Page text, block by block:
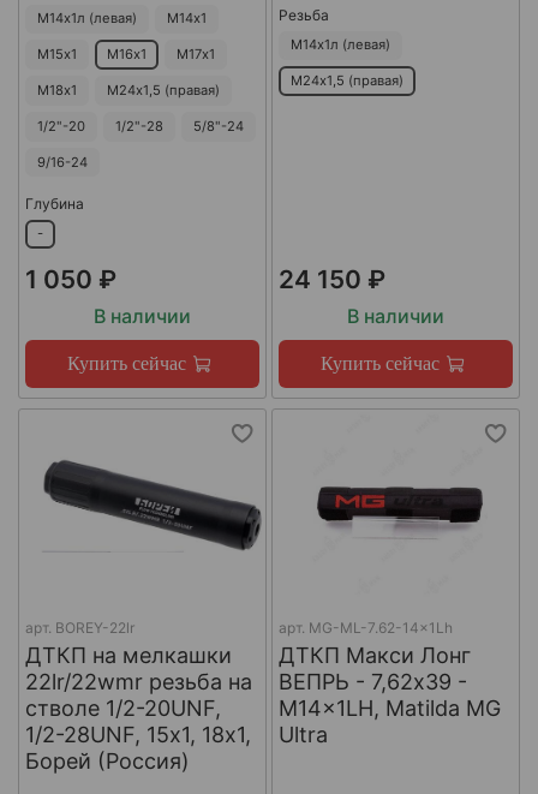
М14х1л (левая) М14х1
М15х1 М16х1 М17х1
М18х1 М24х1,5 (правая)
1/2"-20 1/2"-28 5/8"-24
9/16-24
Глубина
-
1 050 ₽
В наличии
Купить сейчас
Резьба
М14х1л (левая)
М24х1,5 (правая)
24 150 ₽
В наличии
Купить сейчас
арт. BOREY-22lr
ДТКП на мелкашки
22lr/22wmr резьба на
стволе 1/2-20UNF,
1/2-28UNF, 15х1, 18х1,
Борей (Россия)
арт. MG-ML-7.62-14x1Lh
ДТКП Макси Лонг
ВЕПРЬ - 7,62x39 -
M14x1LH, Matilda MG
Ultra